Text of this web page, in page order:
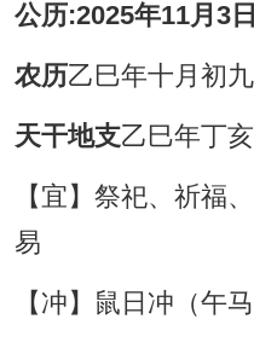
公历:2025年11月3
农历乙巳年十月初九
天干地支乙巳年丁
【宜】祭祀、祈福
易
【冲】鼠日冲（午